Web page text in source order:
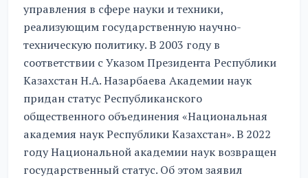
управления в сфере науки и техники,
реализующим государственную научно-
техническую политику. В 2003 году в
соответствии с Указом Президента Республики
Казахстан Н.А. Назарбаева Академии наук
придан статус Республиканского
общественного объединения «Национальная
академия наук Республики Казахстан». В 2022
году Национальной академии наук возвращен
государственный статус. Об этом заявил